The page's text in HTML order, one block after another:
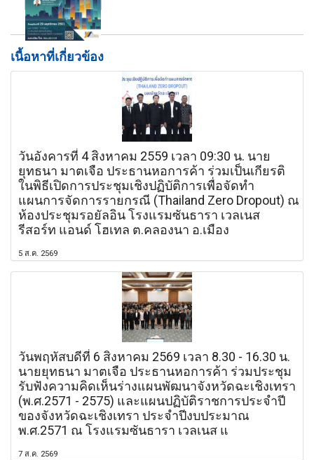
เนื้อหาที่เกี่ยวข้อง
วันอังคารที่ 4 สิงหาคม 2559 เวลา 09:30 น. นาย
ยุทธนา มาตเจือ ประธานหอการค้า ร่วมเป็นเกียรติ
ในพิธีเปิดการประชุมเชิงปฏิบัติการเพื่อจัดทำ
แผนการจัดการรายกรณี (Thailand Zero Dropout) ณ
ห้องประชุมรอยัลอิน โรงแรมซันธารา เวลเนส
รีสอร์ท แอนด์ โฮเทล ต.คลองนา อ.เมือง
5 ส.ค. 2569
วันพฤหัสบดีที่ 6 สิงหาคม 2569 เวลา 8.30 - 16.30 น.
นายยุทธนา มาตเจือ ประธานหอการค้า ร่วมประชุม
รับฟังความคิดเห็นร่างแผนพัฒนาจังหวัดฉะเชิงเทรา
(พ.ศ.2571 - 2575) และแผนปฏิบัติราชการประจำปี
ของจังหวัดฉะเชิงเทรา ประจำปีงบประมาณ
พ.ศ.2571 ณ โรงแรมซันธารา เวลเนส แ
7 ส.ค. 2569